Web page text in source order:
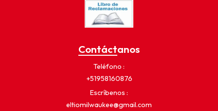
Contáctanos
Teléfono
+51958160876
Escríbenos
eltiomilwaukee@gmail.com